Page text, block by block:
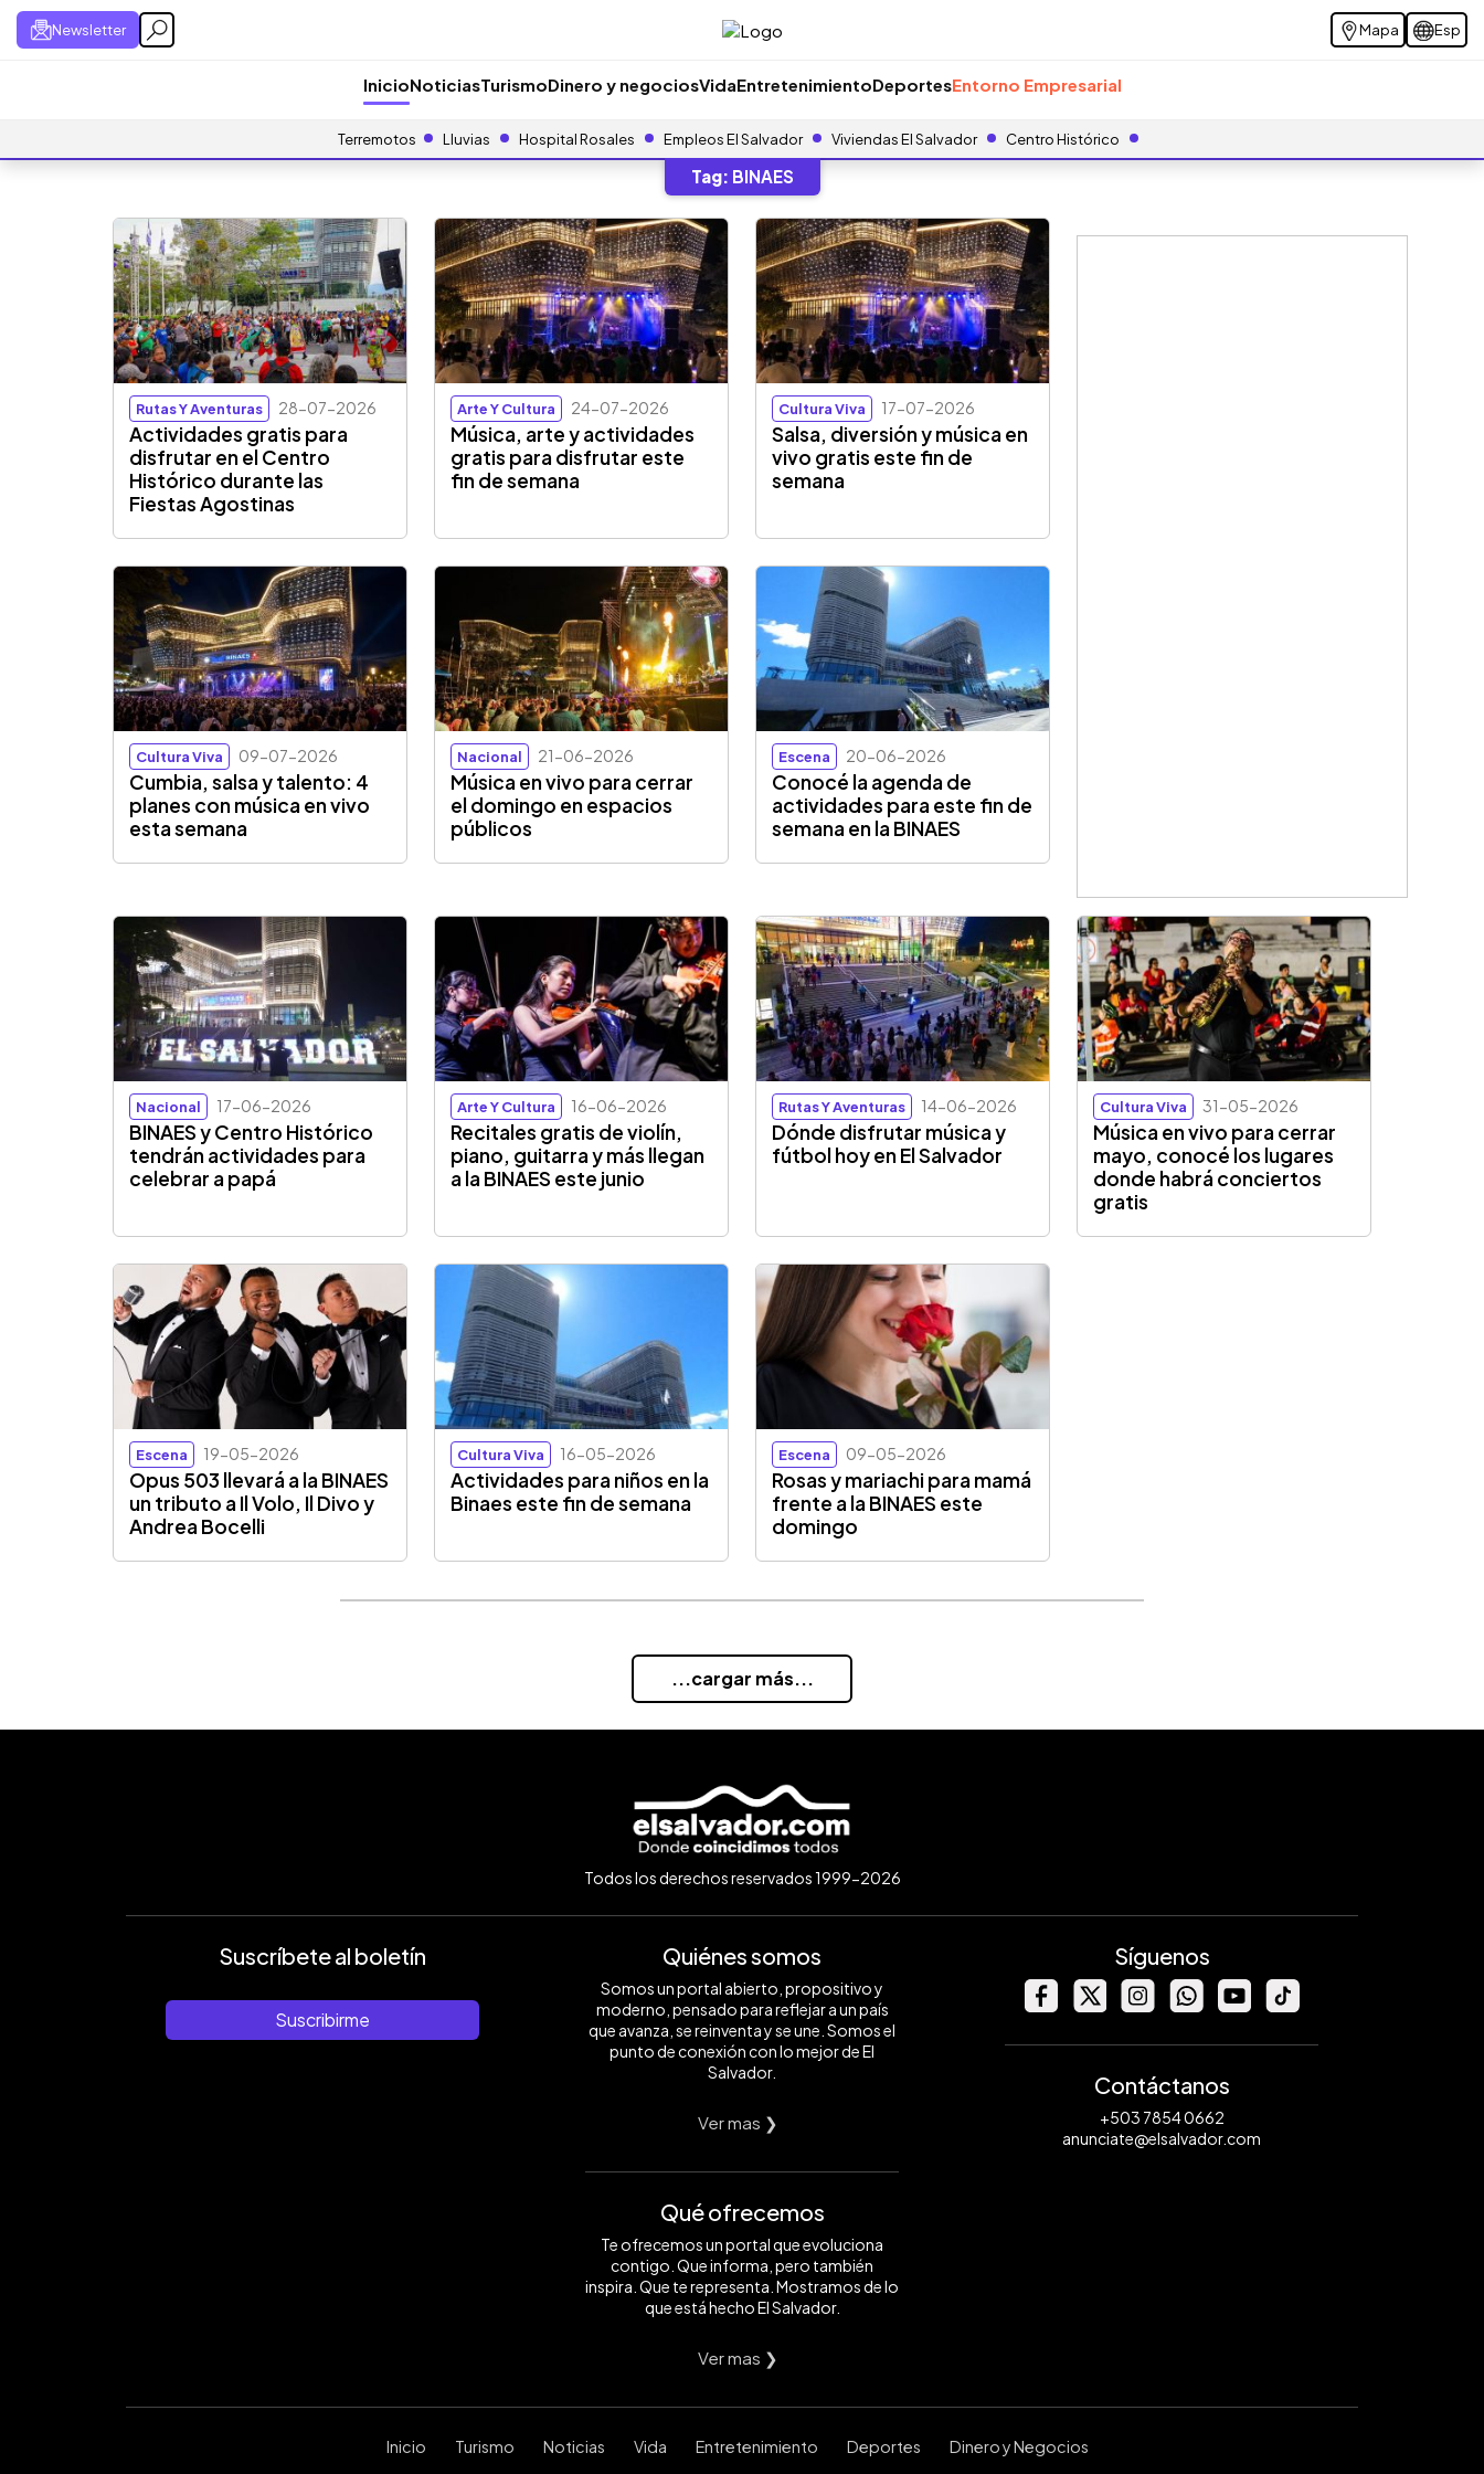
Newsletter Mapa Esp
InicioNoticiasTurismoDinero y negociosVidaEntretenimientoDeportesEntorno Empresarial
Terremotos Lluvias Hospital Rosales Empleos El Salvador Viviendas El Salvador Centro Histórico
Tag: BINAES
Rutas Y Aventuras 28-07-2026
Actividades gratis para
disfrutar en el Centro
Histórico durante las
Fiestas Agostinas
Arte Y Cultura 24-07-2026
Música, arte y actividades
gratis para disfrutar este
fin de semana
Cultura Viva 17-07-2026
Salsa, diversión y música en
vivo gratis este fin de
semana
Cultura Viva 09-07-2026
Cumbia, salsa y talento: 4
planes con música en vivo
esta semana
Nacional 21-06-2026
Música en vivo para cerrar
el domingo en espacios
públicos
Escena 20-06-2026
Conocé la agenda de
actividades para este fin de
semana en la BINAES
Nacional 17-06-2026
BINAES y Centro Histórico
tendrán actividades para
celebrar a papá
Arte Y Cultura 16-06-2026
Recitales gratis de violín,
piano, guitarra y más llegan
a la BINAES este junio
Rutas Y Aventuras 14-06-2026
Dónde disfrutar música y
fútbol hoy en El Salvador
Cultura Viva 31-05-2026
Música en vivo para cerrar
mayo, conocé los lugares
donde habrá conciertos
gratis
Escena 19-05-2026
Opus 503 llevará a la BINAES
un tributo a Il Volo, Il Divo y
Andrea Bocelli
Cultura Viva 16-05-2026
Actividades para niños en la
Binaes este fin de semana
Escena 09-05-2026
Rosas y mariachi para mamá
frente a la BINAES este
domingo
...cargar más...
Todos los derechos reservados 1999-2026
Suscríbete al boletín
Suscribirme
Quiénes somos
Somos un portal abierto, propositivo y
moderno, pensado para reflejar a un país
que avanza, se reinventa y se une. Somos el
punto de conexión con lo mejor de El
Salvador.
Ver mas ❯
Qué ofrecemos
Te ofrecemos un portal que evoluciona
contigo. Que informa, pero también
inspira. Que te representa. Mostramos de lo
que está hecho El Salvador.
Ver mas ❯
Síguenos
Contáctanos
+503 7854 0662
anunciate@elsalvador.com
Inicio Turismo Noticias Vida Entretenimiento Deportes Dinero y Negocios